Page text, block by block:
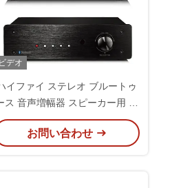
ビデオ
イファイ ステレオ ブルートゥ
ス 音声増幅器 スピーカー用 無
線家庭用アンプ受信機
お問い合わせ